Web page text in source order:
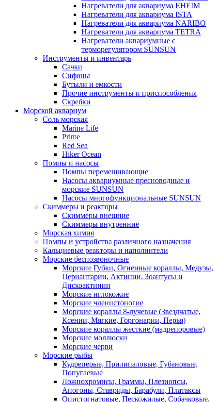
Нагреватели для аквариума EHEIM
Нагреватели для аквариума ISTA
Нагреватели для аквариума NARIBO
Нагреватели для аквариума TETRA
Нагреватели аквариумные с
терморегулятором SUNSUN
Инструменты и инвентарь
Сачки
Сифоны
Бутыли и емкости
Прочие инструменты и приспособления
Скребки
Морской аквариум
Соль морская
Marine Life
Prime
Red Sea
Hiker Ocean
Помпы и насосы
Помпы перемешивающие
Насосы аквариумные пресноводные и
морские SUNSUN
Насосы многофункциональные SUNSUN
Скиммеры и реакторы
Скиммеры внешние
Скиммеры внутренние
Морская химия
Помпы и устройства различного назначения
Кальциевые реакторы и наполнители
Морские беспозвоночные
Морские Губки, Огненные кораллы, Медузы,
Цериантарии, Актинии, Зоантусы и
Дискоактинии
Морские иглокожие
Морские членистоногие
Морские кораллы 8-лучевые (Звездчатые,
Ксении, Мягкие, Горгонарии, Перья)
Морские кораллы жесткие (мадрепоровые)
Морские моллюски
Морские черви
Морские рыбы
Кудреперые, Прилипаловые, Губановые,
Попугаевые
Ложнохромисы, Граммы, Плезиопсы,
Апогоны, Ставриды, Барабули, Платаксы
Опистогнатовые, Пескожилые, Собачковые,